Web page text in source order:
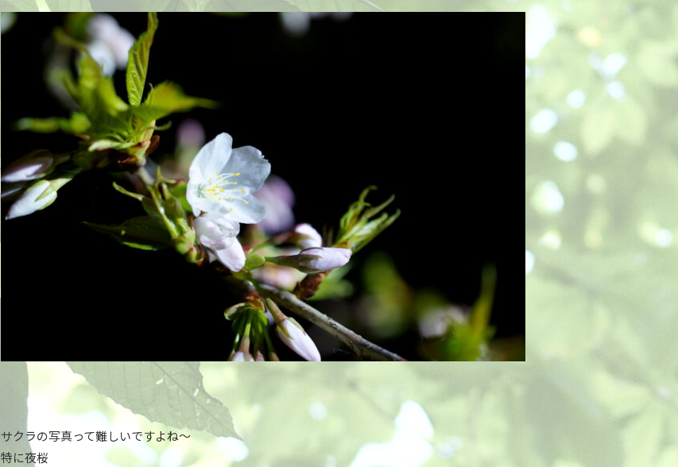
サクラの写真って難しいですよね～
特に夜桜